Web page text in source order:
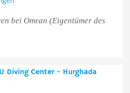
bei Omran (Eigentümer des
Diving Center - Hurghada